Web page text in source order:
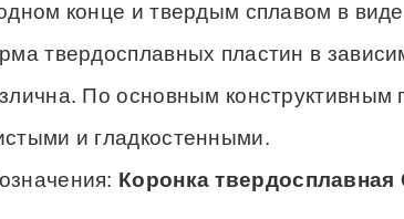
конце и твердым сплавом в
твердосплавных пластин в
По основным конструктивным
и гладкостенными.
Коронка